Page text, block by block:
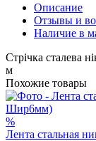
Описание
Отзывы и
Наличие в
Стрічка сталева
м
Похожие товары
%
Лента стальная